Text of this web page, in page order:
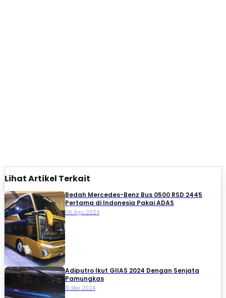
Lihat Artikel Terkait
Bedah Mercedes-Benz Bus 0500 RSD 2445
Pertama di Indonesia Pakai ADAS
06 Agu 2024
Adiputro Ikut GIIAS 2024 Dengan Senjata
Pamungkas
31 Mei 2024